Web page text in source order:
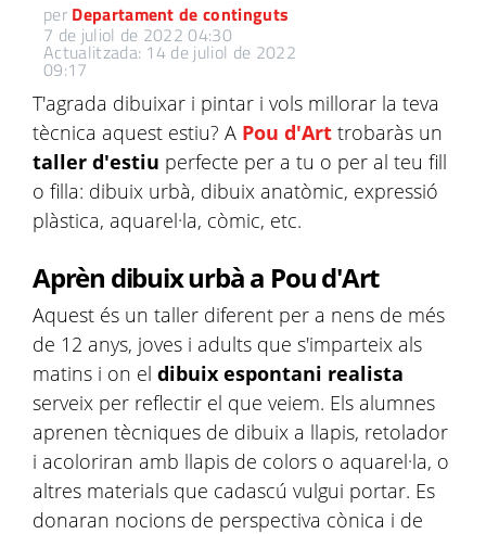
per Departament de continguts
7 de juliol de 2022 04:30
Actualitzada: 14 de juliol de 2022
09:17
T'agrada dibuixar i pintar i vols millorar la teva
tècnica aquest estiu? A Pou d'Art trobaràs un
taller d'estiu perfecte per a tu o per al teu fill
o filla: dibuix urbà, dibuix anatòmic, expressió
plàstica, aquarel·la, còmic, etc.
Aprèn dibuix urbà a Pou d'Art
Aquest és un taller diferent per a nens de més
de 12 anys, joves i adults que s'imparteix als
matins i on el dibuix espontani realista
serveix per reflectir el que veiem. Els alumnes
aprenen tècniques de dibuix a llapis, retolador
i acoloriran amb llapis de colors o aquarel·la, o
altres materials que cadascú vulgui portar. Es
donaran nocions de perspectiva cònica i de